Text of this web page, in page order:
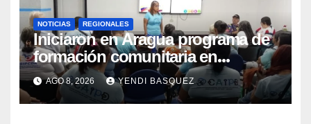
NOTICIAS REGIONALES
Iniciaron en Aragua programa de
formación comunitaria en
atención a personas con
discapacidad
AGO 8, 2026 YENDI BASQUEZ